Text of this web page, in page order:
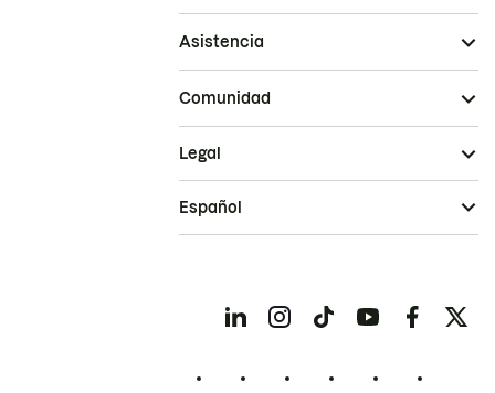
Asistencia
Comunidad
Legal
Español